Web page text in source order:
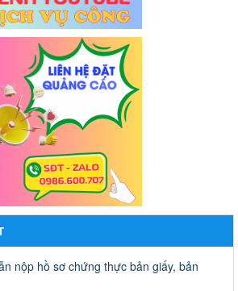
nộp hồ sơ chứng thực bản giấy, bản